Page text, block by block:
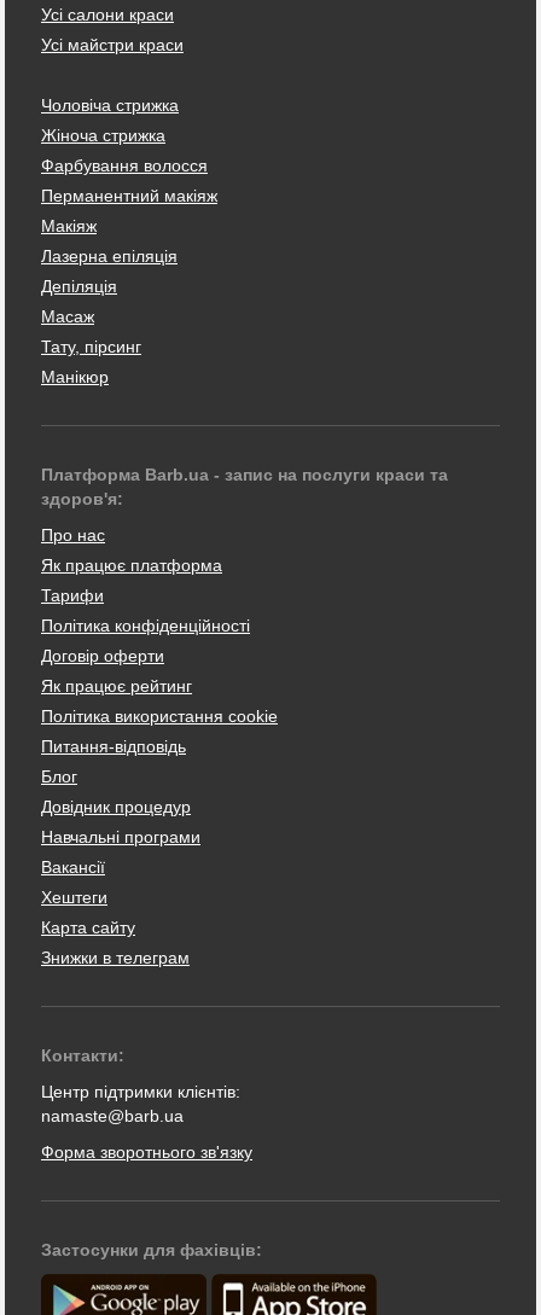
Усі салони краси
Усі майстри краси
Чоловіча стрижка
Жіноча стрижка
Фарбування волосся
Перманентний макіяж
Макіяж
Лазерна епіляція
Депіляція
Масаж
Тату, пірсинг
Манікюр
Платформа Barb.ua - запис на послуги краси та
здоров'я:
Про нас
Як працює платформа
Тарифи
Політика конфіденційності
Договір оферти
Як працює рейтинг
Політика використання cookie
Питання-відповідь
Блог
Довідник процедур
Навчальні програми
Вакансії
Хештеги
Карта сайту
Знижки в телеграм
Контакти:
Центр підтримки клієнтів:
namaste@barb.ua
Форма зворотнього зв'язку
Застосунки для фахівців: